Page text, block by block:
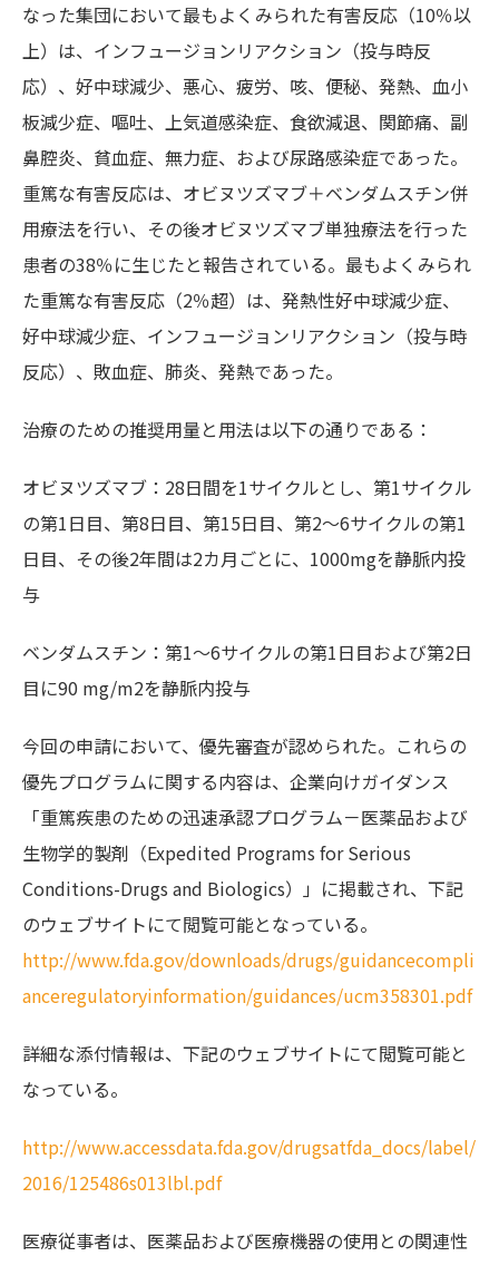
なった集団において最もよくみられた有害反応（10％以
上）は、インフュージョンリアクション（投与時反
応）、好中球減少、悪心、疲労、咳、便秘、発熱、血小
板減少症、嘔吐、上気道感染症、食欲減退、関節痛、副
鼻腔炎、貧血症、無力症、および尿路感染症であった。
重篤な有害反応は、オビヌツズマブ＋ベンダムスチン併
用療法を行い、その後オビヌツズマブ単独療法を行った
患者の38％に生じたと報告されている。最もよくみられ
た重篤な有害反応（2％超）は、発熱性好中球減少症、
好中球減少症、インフュージョンリアクション（投与時
反応）、敗血症、肺炎、発熱であった。
治療のための推奨用量と用法は以下の通りである：
オビヌツズマブ：28日間を1サイクルとし、第1サイクル
の第1日目、第8日目、第15日目、第2～6サイクルの第1
日目、その後2年間は2カ月ごとに、1000mgを静脈内投
与
ベンダムスチン：第1～6サイクルの第1日目および第2日
目に90 mg/m2を静脈内投与
今回の申請において、優先審査が認められた。これらの
優先プログラムに関する内容は、企業向けガイダンス
「重篤疾患のための迅速承認プログラム－医薬品および
生物学的製剤（Expedited Programs for Serious
Conditions-Drugs and Biologics）」に掲載され、下記
のウェブサイトにて閲覧可能となっている。
http://www.fda.gov/downloads/drugs/guidancecompli
anceregulatoryinformation/guidances/ucm358301.pdf
詳細な添付情報は、下記のウェブサイトにて閲覧可能と
なっている。
http://www.accessdata.fda.gov/drugsatfda_docs/label/
2016/125486s013lbl.pdf
医療従事者は、医薬品および医療機器の使用との関連性